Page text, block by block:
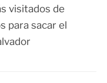
visitados de
para sacar el